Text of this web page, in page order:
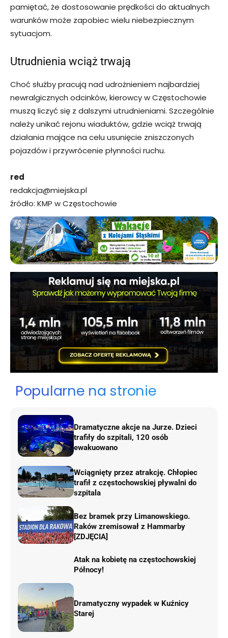
pamiętać, że dostosowanie prędkości do aktualnych
warunków może zapobiec wielu niebezpiecznym
sytuacjom.
Utrudnienia wciąż trwają
Choć służby pracują nad udrożnieniem najbardziej
newralgicznych odcinków, kierowcy w Częstochowie
muszą liczyć się z dalszymi utrudnieniami. Szczególnie
należy unikać rejonu wiaduktów, gdzie wciąż trwają
działania mające na celu usunięcie zniszczonych
pojazdów i przywrócenie płynności ruchu.
red
redakcja@miejska.pl
źródło: KMP w Częstochowie
Popularne na stronie
Dramatyczne akcje na Jurze. Dzieci
trafiły do szpitali, 120 osób
ewakuowano
Wciągnięty przez atrakcję. Chłopiec
trafił z częstochowskiej pływalni do
szpitala
Bez bramek przy Limanowskiego.
Raków zremisował z Hammarby
[ZDJĘCIA]
Atak na kobietę na częstochowskiej
Północy!
Dramatyczny wypadek w Kuźnicy
Starej